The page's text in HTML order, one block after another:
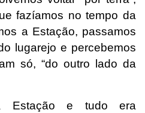
fazíamos no tempo da
a Estação, passamos
lugarejo e percebemos
só, “do outro lado da
Estação e tudo era